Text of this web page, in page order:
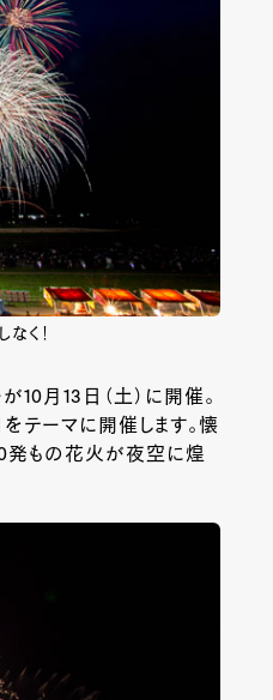
く！
月13日（土）に開催。
テーマに開催します。懐
発もの花火が夜空に煌